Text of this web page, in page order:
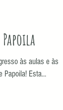
às aulas e às
Papoila! Esta...